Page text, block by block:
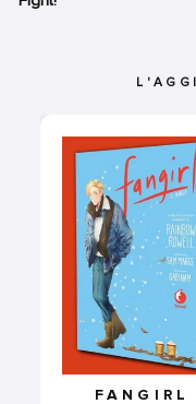
FANGIRL